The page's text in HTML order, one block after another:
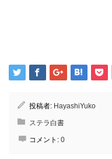
投稿者: HayashiYuko
ステラ白書
コメント: 0